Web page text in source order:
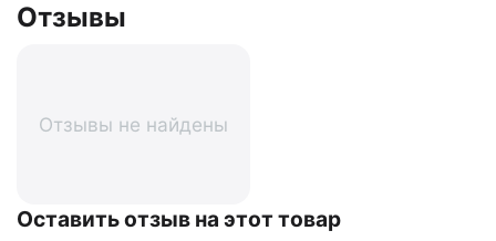
Отзывы
Отзывы не найдены
Оставить отзыв на этот товар